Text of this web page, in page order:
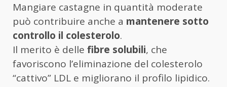
Mangiare castagne in quantità moderate
può contribuire anche a mantenere sotto
controllo il colesterolo.
Il merito è delle fibre solubili, che
favoriscono l’eliminazione del colesterolo
“cattivo” LDL e migliorano il profilo lipidico.